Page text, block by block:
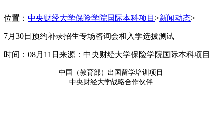
位置： 中央财经大学保险学院国际本科项目 >新闻动态>
7月30日预约补录招生专场咨询会和入学选拔测试
时间：08月11日 来源：中央财经大学保险学院国际本科项目
中国（教育部）出国留学培训项目
中央财经大学战略合作伙伴